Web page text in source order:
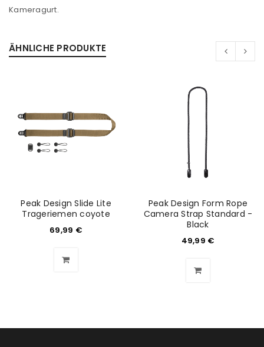
WP Captcha
Angemeldet bleiben
ANMELDEN
PASSWORT VERGESSEN?
REGISTRIEREN
E-Mail-Adresse
Kameragurt.
ÄHNLICHE PRODUKTE
Peak Design Slide Lite
Trageriemen coyote
69,99 €
Peak Design Form Rope
Camera Strap Standard -
Black
49,99 €